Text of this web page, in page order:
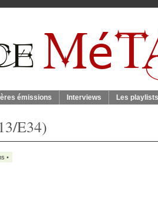
émissions Interviews Les
E34)
•